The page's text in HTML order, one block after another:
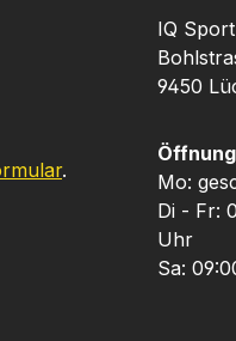
.
IQ
9450
Mo:
Di - Fr:
Uhr
Sa: